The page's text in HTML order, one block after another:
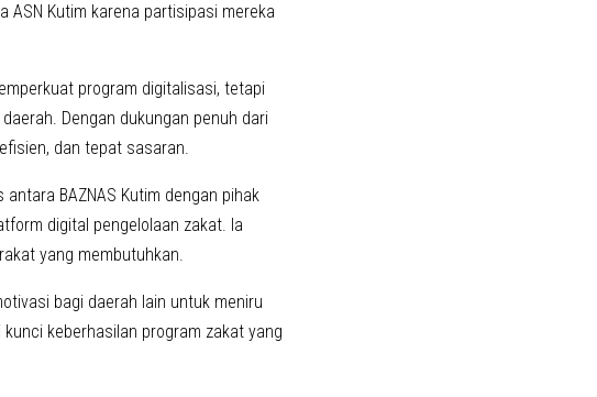
ASN Kutim karena partisipasi mereka
program digitalisasi, tetapi
Dengan dukungan penuh dari
dan tepat sasaran.
BAZNAS Kutim dengan pihak
digital pengelolaan zakat. Ia
yang membutuhkan.
bagi daerah lain untuk meniru
keberhasilan program zakat yang